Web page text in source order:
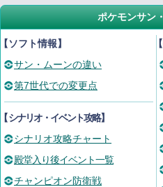
ポケモンサン
ソフト情報】
サン・ムーンの違い
第7世代での変更点
シナリオ・イベント攻略】
シナリオ攻略チャート
殿堂入り後イベント一覧
チャンピオン防衛戦
【